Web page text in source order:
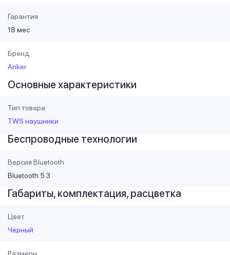
Гарантия
18 мес
Бренд
Anker
Основные характеристики
Тип товара
TWS наушники
Беспроводные технологии
Версия Bluetooth
Bluetooth 5.3
Габариты, комплектация, расцветка
Цвет
Чёрный
Размеры